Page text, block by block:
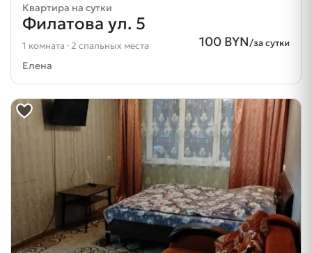
Квартира на сутки
Филатова ул. 5
100 BYN/за сутки
1 комната · 2 спальных места
Елена